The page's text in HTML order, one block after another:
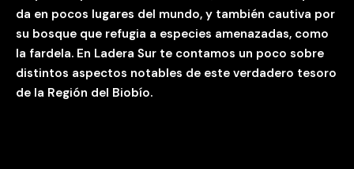
da en pocos lugares del mundo, y también cautiva por
su bosque que refugia a especies amenazadas, como
la fardela. En Ladera Sur te contamos un poco sobre
distintos aspectos notables de este verdadero tesoro
de la Región del Biobío.